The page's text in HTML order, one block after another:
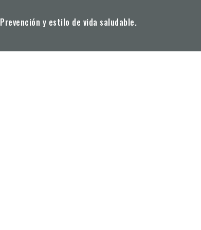
Prevención y estilo de vida saludable.